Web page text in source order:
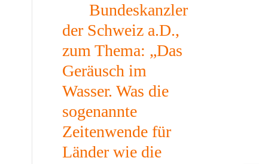
Bundeskanzler
der Schweiz a.D.,
zum Thema: „Das
Geräusch im
Wasser. Was die
sogenannte
Zeitenwende für
Länder wie die